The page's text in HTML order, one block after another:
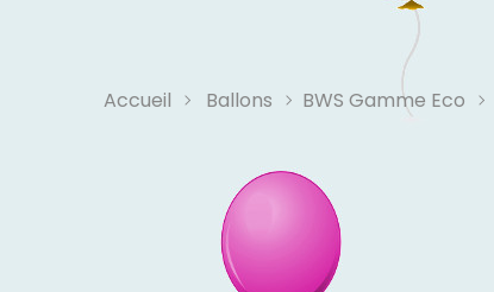
Accueil Ballons BWS Gamme Eco